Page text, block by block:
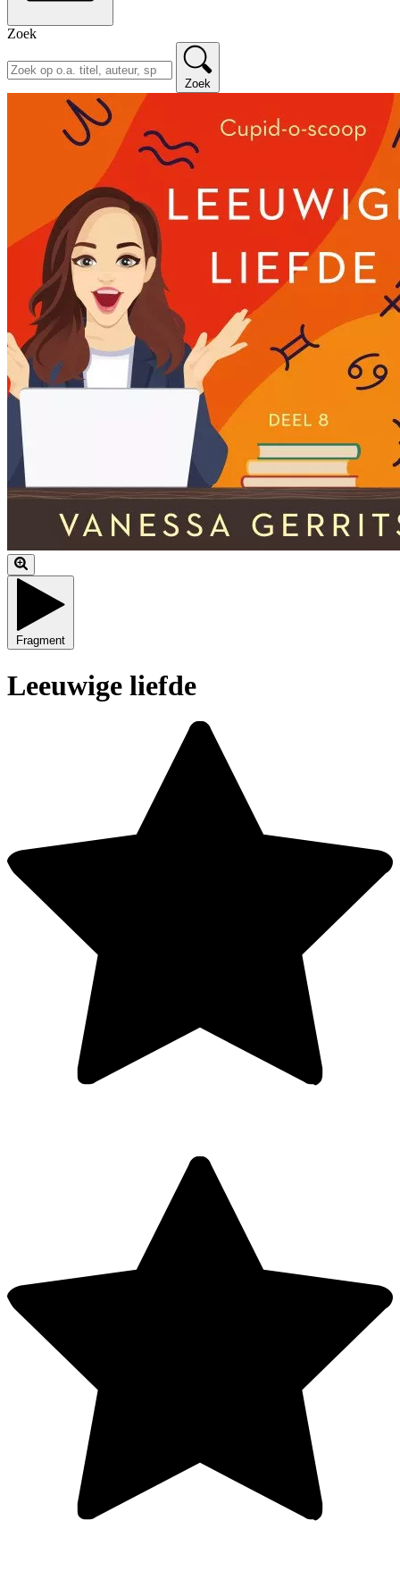
Zoek
Zoek
Fragment
Leeuwige liefde